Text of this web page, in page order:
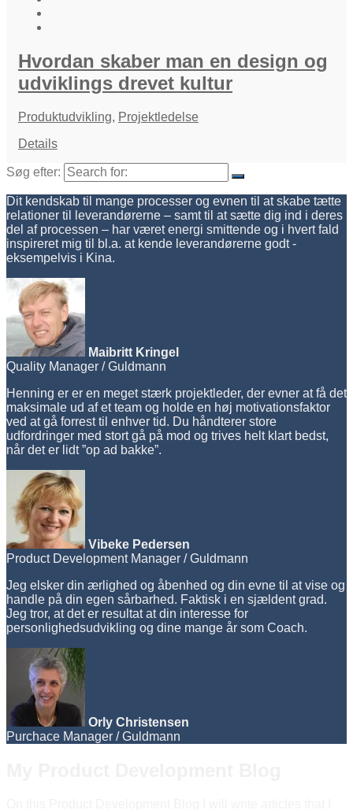
Hvordan skaber man en design og
udviklings drevet kultur
Produktudvikling, Projektledelse
Details
Søg efter:
Dit kendskab til mange processer og evnen til at skabe tætte
relationer til leverandørerne – samt til at sætte dig ind i deres
del af processen – har været energi smittende og i hvert fald
inspireret mig til bl.a. at kende leverandørerne godt -
eksempelvis i Kina.
Maibritt Kringel
Quality Manager / Guldmann
Henning er er en meget stærk projektleder, der evner at få det
maksimale ud af et team og holde en høj motivationsfaktor
ved at gå forrest til enhver tid. Du håndterer store
udfordringer med stort gå på mod og trives helt klart bedst,
når det er lidt ”op ad bakke”.
Vibeke Pedersen
Product Development Manager / Guldmann
Jeg elsker din ærlighed og åbenhed og din evne til at vise og
handle på din egen sårbarhed. Faktisk i en sjældent grad.
Jeg tror, at det er resultat at din interesse for
personlighedsudvikling og dine mange år som Coach.
Orly Christensen
Purchace Manager / Guldmann